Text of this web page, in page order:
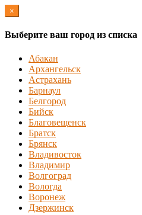
×
Выберите ваш город из списка
Абакан
Архангельск
Астрахань
Барнаул
Белгород
Бийск
Благовещенск
Братск
Брянск
Владивосток
Владимир
Волгоград
Вологда
Воронеж
Дзержинск